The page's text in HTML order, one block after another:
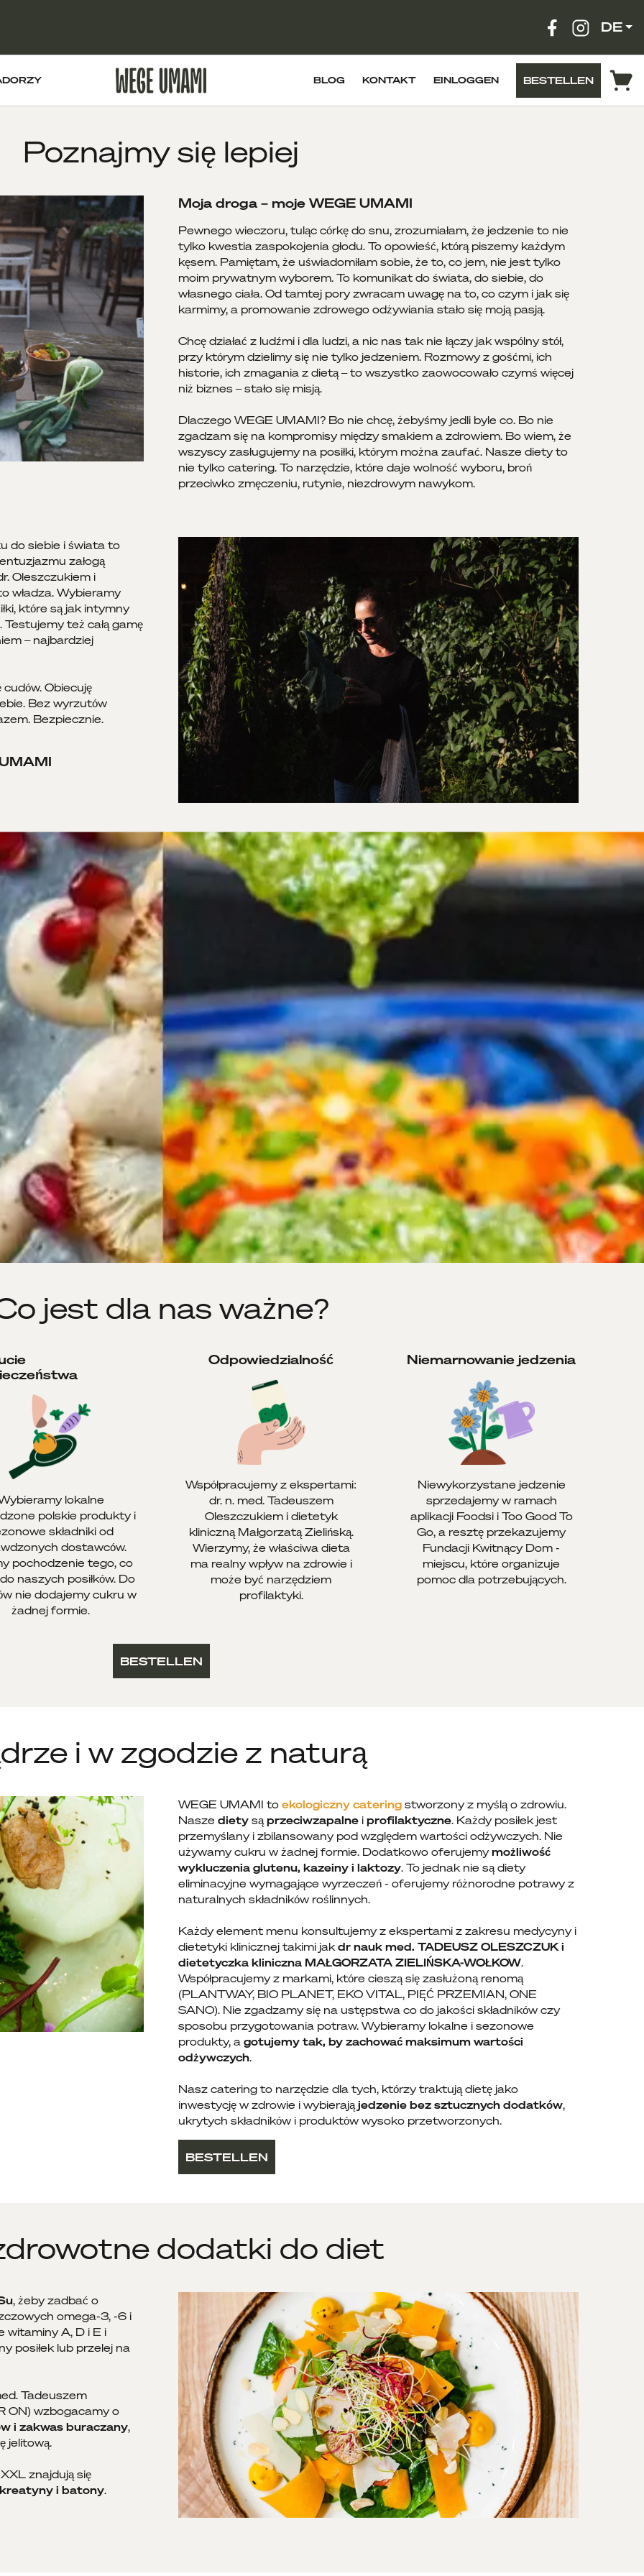
DE
BLOG KONTAKT EINLOGGEN BESTELLEN
Poznajmy się lepiej
Moja droga – moje WEGE UMAMI
Pewnego wieczoru, tuląc córkę do snu, zrozumiałam, że jedzenie to nie
tylko kwestia zaspokojenia głodu. To opowieść, którą piszemy każdym
kęsem. Pamiętam, że uświadomiłam sobie, że to, co jem, nie jest tylko
moim prywatnym wyborem. To komunikat do świata, do siebie, do
własnego ciała. Od tamtej pory zwracam uwagę na to, co czym i jak się
karmimy, a promowanie zdrowego odżywiania stało się moją pasją.
Chcę działać z ludźmi i dla ludzi, a nic nas tak nie łączy jak wspólny stół,
przy którym dzielimy się nie tylko jedzeniem. Rozmowy z gośćmi, ich
historie, ich zmagania z dietą – to wszystko zaowocowało czymś więcej
niż biznes – stało się misją.
Dlaczego WEGE UMAMI? Bo nie chcę, żebyśmy jedli byle co. Bo nie
zgadzam się na kompromisy między smakiem a zdrowiem. Bo wiem, że
wszyscy zasługujemy na posiłki, którym można zaufać. Nasze diety to
nie tylko catering. To narzędzie, które daje wolność wyboru, broń
przeciwko zmęczeniu, rutynie, niezdrowym nawykom.
do siebie i świata to
załogą
Oleszczukiem i
władza. Wybieramy
które są jak intymny
też całą gamę
– najbardziej
Obiecuję
Bez wyrzutów
Bezpiecznie.
jest dla nas ważne?
lokalne
polskie produkty i
składniki od
dostawców.
pochodzenie tego, co
naszych posiłków. Do
nie dodajemy cukru w
żadnej formie.
Odpowiedzialność
Współpracujemy z ekspertami:
dr. n. med. Tadeuszem
Oleszczukiem i dietetyk
kliniczną Małgorzatą Zielińską.
Wierzymy, że właściwa dieta
ma realny wpływ na zdrowie i
może być narzędziem
profilaktyki.
Niemarnowanie jedzenia
Niewykorzystane jedzenie
sprzedajemy w ramach
aplikacji Foodsi i Too Good To
Go, a resztę przekazujemy
Fundacji Kwitnący Dom -
miejscu, które organizuje
pomoc dla potrzebujących.
BESTELLEN
i w zgodzie z naturą
WEGE UMAMI to ekologiczny catering stworzony z myślą o zdrowiu.
Nasze diety sąprzeciwzapalne i profilaktyczne. Każdy posiłek jest
przemyślany i zbilansowany pod względem wartości odżywczych. Nie
używamy cukru w żadnej formie. Dodatkowo oferujemymożliwość
wykluczenia glutenu, kazeiny i laktozy. To jednak nie są diety
eliminacyjne wymagające wyrzeczeń - oferujemy różnorodne potrawy z
naturalnych składników roślinnych.
Każdy element menu konsultujemy z ekspertami z zakresu medycyny i
dietetyki klinicznej takimi jakdr nauk med. TADEUSZ OLESZCZUK i
dietetyczka kliniczna MAŁGORZATA ZIELIŃSKA-WOŁKOW.
Współpracujemy z markami, które cieszą się zasłużoną renomą
(PLANTWAY, BIO PLANET, EKO VITAL, PIĘĆ PRZEMIAN, ONE
SANO). Nie zgadzamy się na ustępstwa co do jakości składników czy
sposobu przygotowania potraw. Wybieramy lokalne i sezonowe
produkty, a gotujemy tak, by zachować maksimum wartości
odżywczych.
Nasz catering to narzędzie dla tych, którzy traktują dietę jako
inwestycję w zdrowie i wybierająjedzenie bez sztucznych dodatków,
ukrytych składników i produktów wysoko przetworzonych.
BESTELLEN
dodatki do diet
, żeby zadbać o
omega-3, -6 i
witaminy A, D i E i
posiłek lub przelej na
Tadeuszem
ON) wzbogacamy o
i zakwas buraczany,
jelitową.
znajdują się
i batony.